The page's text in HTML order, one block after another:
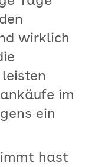
wirklich
im
ein
hast